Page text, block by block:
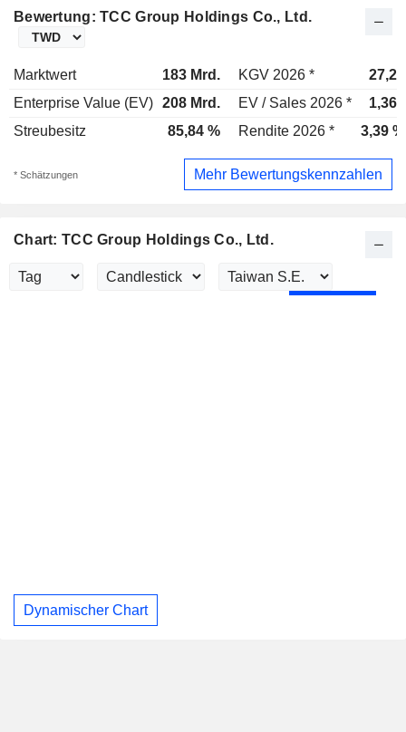
Bewertung: TCC Group Holdings Co., Ltd.
Marktwert 183 Mrd. KGV 2026 *
27,2x
Enterprise Value (EV) 208 Mrd. EV / Sales 2026 *
1,36x
Streubesitz
85,84 % Rendite 2026 * 3,39 %
* Schätzungen Mehr Bewertungskennzahlen
Chart: TCC Group Holdings Co., Ltd.
Dynamischer Chart